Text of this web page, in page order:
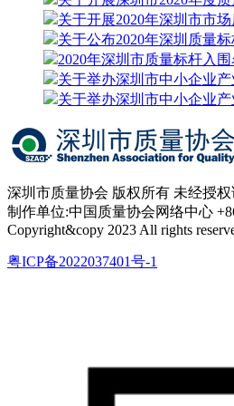
关于开展2020年深圳市市
关于公布2020年深圳质量
2020年深圳市质量标杆入围
关于举办深圳市中小企业产
关于举办深圳市中小企业产
深圳市质量协会 版权所有 未经授
制作单位:中国质量协会网络中心
Copyright&copy 2023 All rights
粤ICP备2022037401号-1